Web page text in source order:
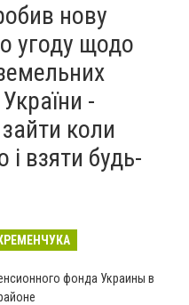
нову
угоду щодо
-
коли
і взяти будь-
фонда Украины в